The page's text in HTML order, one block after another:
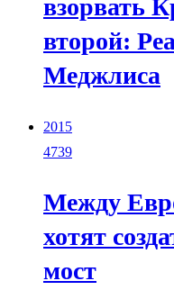
взорвать
второй:
Меджлиса
2015
4739
Между
хотят
мост